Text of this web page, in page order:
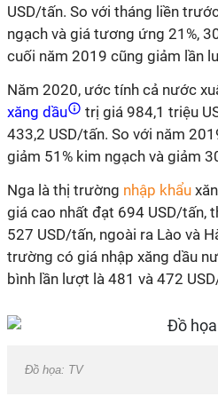
USD/tấn. So với tháng liền
ngạch và giá tương ứng 21%,
cuối năm 2019 cũng giảm lần
Năm 2020, ước tính cả nước
xăng dầu
trị giá 984,1 triệu
433,2 USD/tấn. So với năm
giảm 51% kim ngạch và giảm
Nga là thị trường nhập khẩu
giá cao nhất đạt 694 USD/tấn,
527 USD/tấn, ngoài ra Lào và
trường có giá nhập xăng dầu
bình lần lượt là 481 và 472
Đồ họa: TV